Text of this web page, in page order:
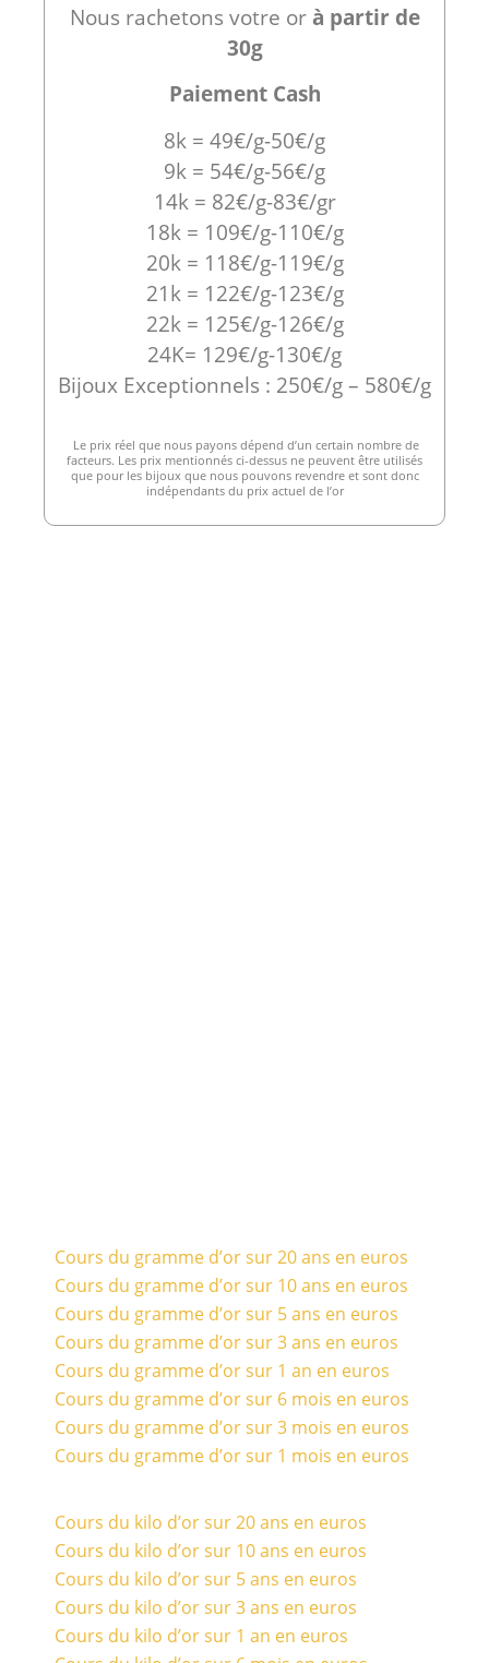
Nous rachetons votre orà partir de
30g
Paiement Cash
8k = 49€/g-50€/g
9k = 54€/g-56€/g
14k = 82€/g-83€/gr
18k = 109€/g-110€/g
20k = 118€/g-119€/g
21k = 122€/g-123€/g
22k = 125€/g-126€/g
24K= 129€/g-130€/g
Bijoux Exceptionnels : 250€/g – 580€/g
Le prix réel que nous payons dépend d’un certain nombre de
facteurs. Les prix mentionnés ci-dessus ne peuvent être utilisés
que pour les bijoux que nous pouvons revendre et sont donc
indépendants du prix actuel de l’or
Cours du gramme d’or sur 20 ans en euros
Cours du gramme d’or sur 10 ans en euros
Cours du gramme d’or sur 5 ans en euros
Cours du gramme d’or sur 3 ans en euros
Cours du gramme d’or sur 1 an en euros
Cours du gramme d’or sur 6 mois en euros
Cours du gramme d’or sur 3 mois en euros
Cours du gramme d’or sur 1 mois en euros
Cours du kilo d’or sur 20 ans en euros
Cours du kilo d’or sur 10 ans en euros
Cours du kilo d’or sur 5 ans en euros
Cours du kilo d’or sur 3 ans en euros
Cours du kilo d’or sur 1 an en euros